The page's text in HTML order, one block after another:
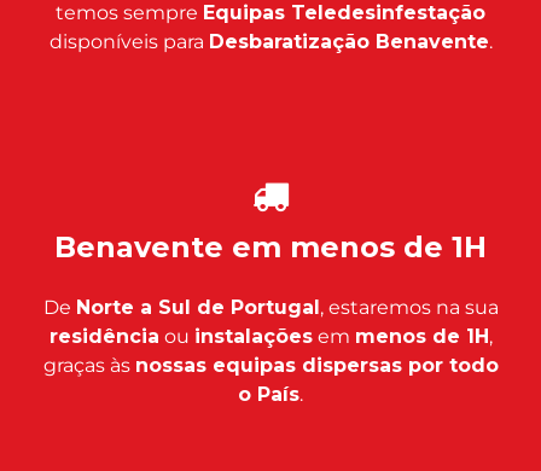
temos sempre Equipas Teledesinfestação
disponíveis para Desbaratização Benavente.
Benavente em menos de 1H
De Norte a Sul de Portugal, estaremos na sua
residência ou instalaçõesem menos de 1H,
graças às nossas equipas dispersas por todo
o País.